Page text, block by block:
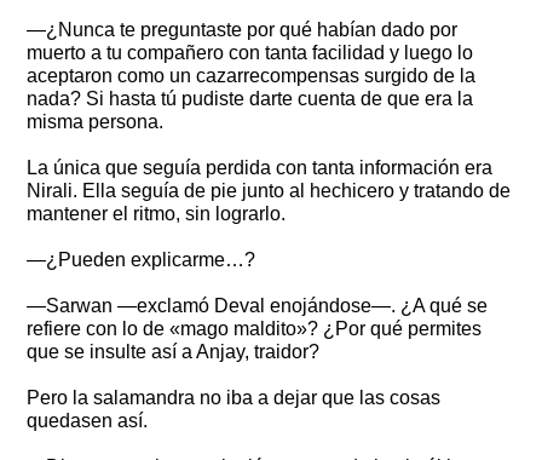
—¿Nunca te preguntaste por qué habían dado por
muerto a tu compañero con tanta facilidad y luego lo
aceptaron como un cazarrecompensas surgido de la
nada? Si hasta tú pudiste darte cuenta de que era la
misma persona.
La única que seguía perdida con tanta información era
Nirali. Ella seguía de pie junto al hechicero y tratando de
mantener el ritmo, sin lograrlo.
—¿Pueden explicarme…?
—Sarwan —exclamó Deval enojándose—. ¿A qué se
refiere con lo de «mago maldito»? ¿Por qué permites
que se insulte así a Anjay, traidor?
Pero la salamandra no iba a dejar que las cosas
quedasen así.